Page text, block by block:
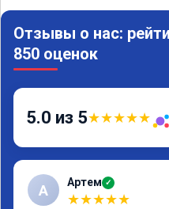
Отзывы о нас:
850 оценок
5.0 из 5★★★★★
А Артем ✓
★★★★★